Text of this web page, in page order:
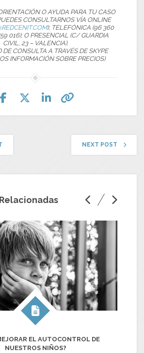
O AYUDA PARA TU CASO
CONSULTARNOS VÍA ONLINE
); TELEFÓNICA (96 360
016); O PRESENCIAL (C/ GUARDIA
CIVIL, 23 – VALENCIA).
DE CONSULTA A TRAVÉS DE SKYPE
INFORMACIÓN SOBRE PRECIOS)
NEXT POST
EL AUTOCONTROL DE
NUESTROS NIÑOS?